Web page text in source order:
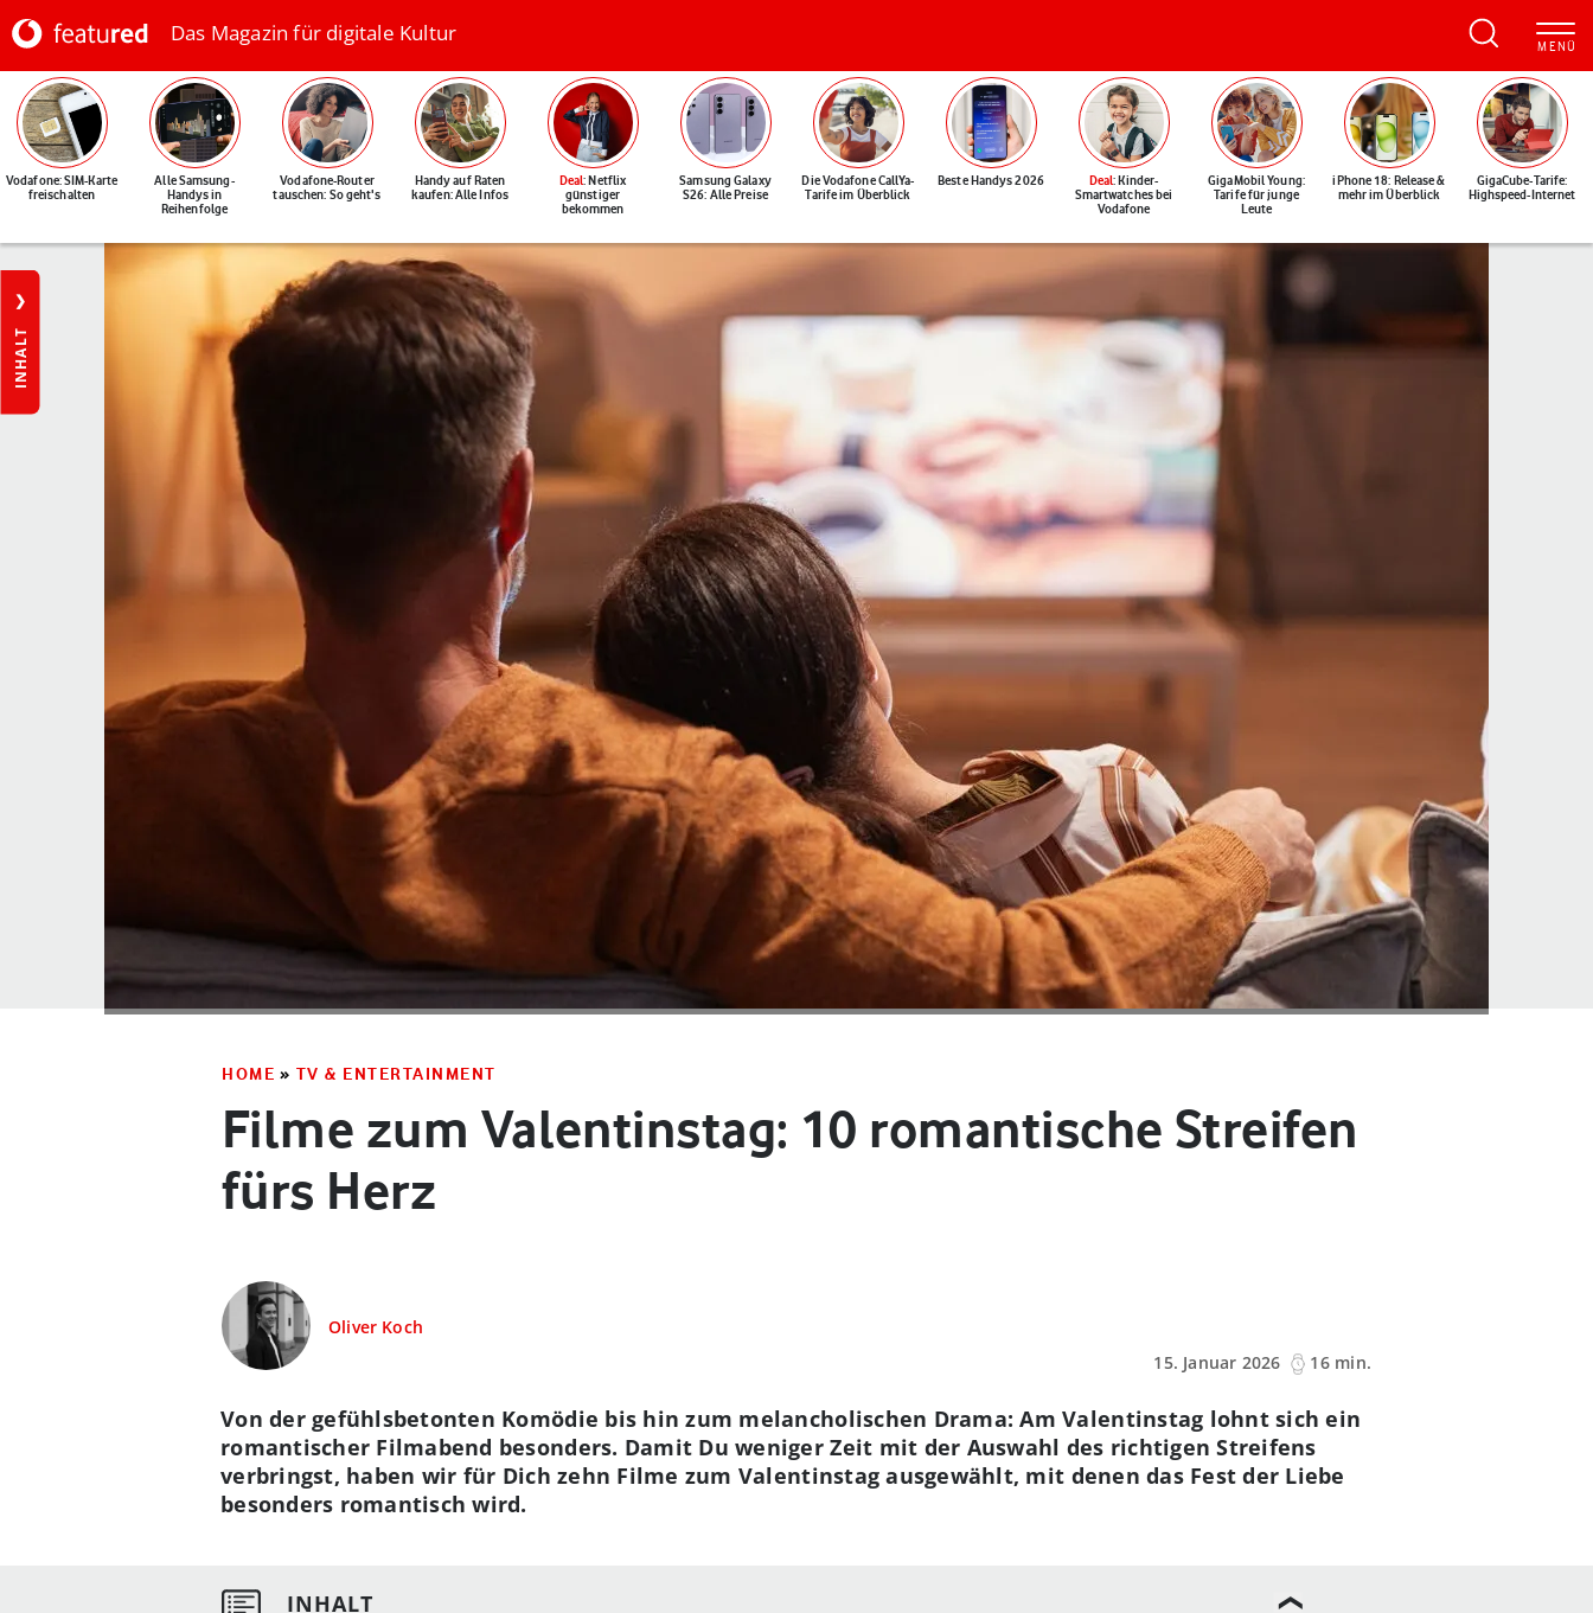
Das Magazin für digitale Kultur
Vodafone: SIM-Karte
freischalten
Alle Samsung-
Handys in
Reihenfolge
Vodafone-Router
tauschen: So geht's
Handy auf Raten
kaufen: Alle Infos
Deal: Netflix
günstiger
bekommen
Samsung Galaxy
S26: Alle Preise
Die Vodafone CallYa-
Tarife im Überblick
Beste Handys 2026 Deal: Kinder-
Smartwatches bei
Vodafone
GigaMobil Young:
Tarife für junge
Leute
iPhone 18: Release &
mehr im Überblick
GigaCube-Tarife:
Highspeed-Internet
INHALT
HOME » TV & ENTERTAINMENT
Filme zum Valentinstag: 10 romantische Streifen
fürs Herz
Oliver Koch
15. Januar 2026
16 min.
Von der gefühlsbetonten Komödie bis hin zum melancholischen Drama: Am Valentinstag lohnt sich ein
romantischer Filmabend besonders. Damit Du weniger Zeit mit der Auswahl des richtigen Streifens
verbringst, haben wir für Dich zehn Filme zum Valentinstag ausgewählt, mit denen das Fest der Liebe
besonders romantisch wird.